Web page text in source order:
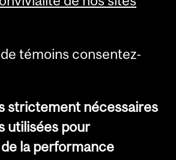
témoins consentez-
strictement nécessaires
utilisées pour
la performance